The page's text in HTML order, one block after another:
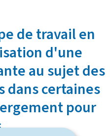
de travail en
d'une
au sujet des
dans certaines
pour